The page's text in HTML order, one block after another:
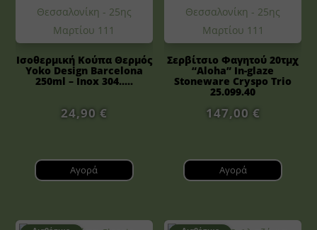
Ισοθερμική Κούπα Θερμός
Yoko Design Barcelona
250ml – Inox 304.....
24,90 €
Αγορά
Σερβίτσιο Φαγητού 20τμχ
“Aloha” In-glaze
Stoneware Cryspo Trio
25.099.40
147,00 €
Αγορά